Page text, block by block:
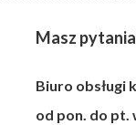
Masz
Biuro obsługi
od pon. do pt.